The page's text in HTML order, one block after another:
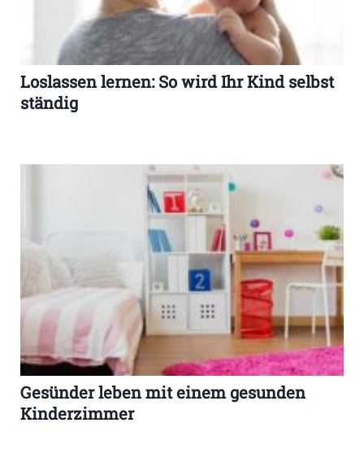
Loslassen lernen: So wird Ihr Kind selbst
ständig
Gesünder leben mit einem gesunden
Kinderzimmer